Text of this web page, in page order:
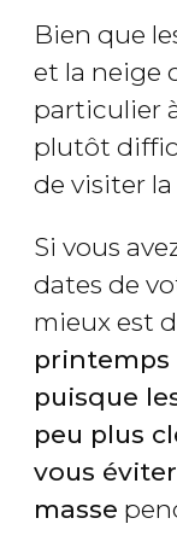
Bien que
et la neige
particulier
plutôt
de visiter
Si vous
dates de
mieux est
printemps
puisque
peu plus
vous
masse